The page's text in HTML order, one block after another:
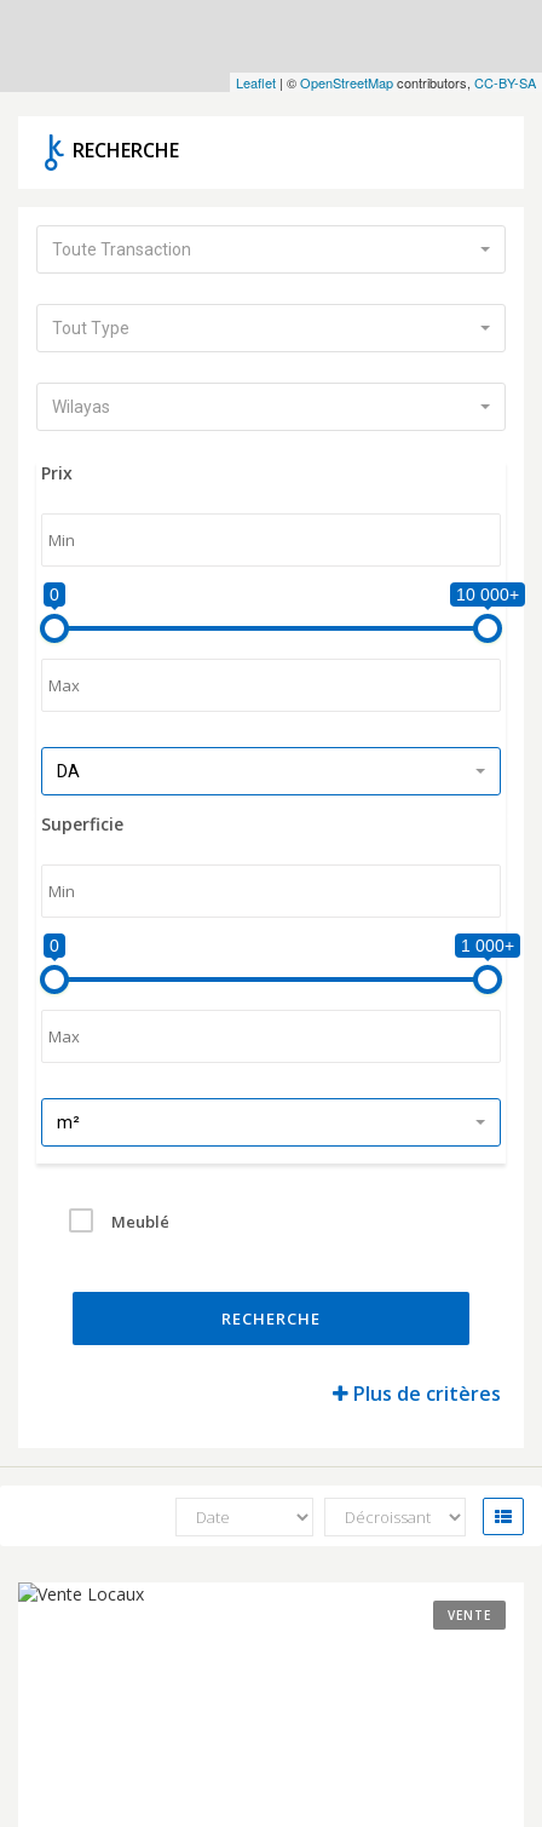
Leaflet | ©OpenStreetMapcontributors, CC-BY-SA
RECHERCHE
Toute Transaction
Tout Type
Wilayas
Prix
0 10 000+
DA
Superficie
0 1 000+
m²
Meublé
RECHERCHE
Plus de critères
VENTE